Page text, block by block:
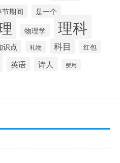
节期间 是一个
物理学 理科
识点 礼物 科目 红包
英语 诗人 费用